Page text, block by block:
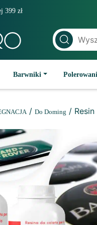
399 zł
Barwniki
/ Do Doming /